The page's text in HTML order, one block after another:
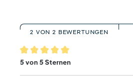
2 VON 2 BEWERTUNGEN
Durchschnittliche Bewertung
5 von 5 Sternen